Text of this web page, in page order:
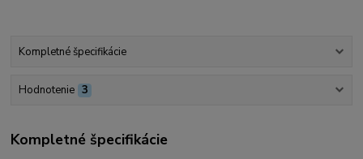
Kompletné špecifikácie
Hodnotenie 3
Kompletné špecifikácie